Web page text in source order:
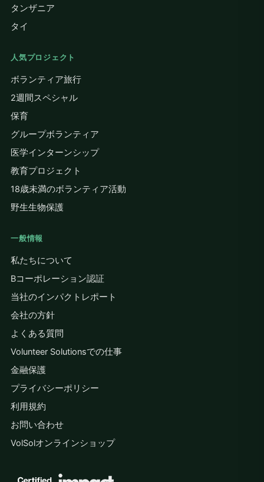
タンザニア
タイ
人気プロジェクト
ボランティア旅行
2週間スペシャル
保育
グループボランティア
医学インターンシップ
教育プロジェクト
18歳未満のボランティア活動
野生生物保護
一般情報
私たちについて
Bコーポレーション認証
当社のインパクトレポート
会社の方針
よくある質問
Volunteer Solutionsでの仕事
金融保護
プライバシーポリシー
利用規約
お問い合わせ
VolSolオンラインショップ